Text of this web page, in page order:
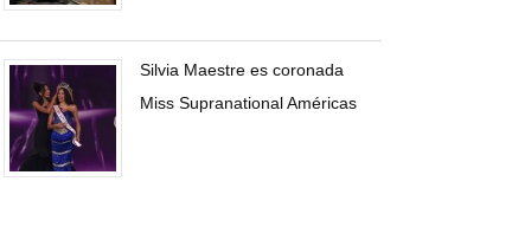
Silvia Maestre es coronada
Miss Supranational Américas